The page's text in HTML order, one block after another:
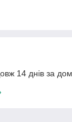
14 днів за